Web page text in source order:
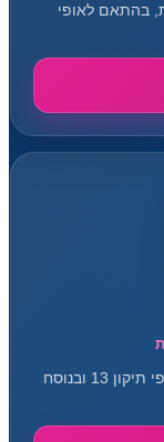
בהתאם לאופי
ניתן להזמין קריינות להודעות פרטיות ויידוע לפי תיקון 13 ובנוסח